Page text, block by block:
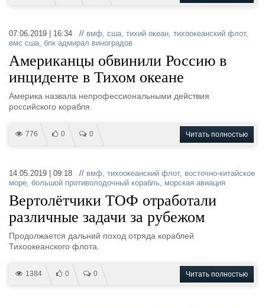
07.06.2019 | 16:34 // вмф, сша, тихий океан, тихоокеанский флот,
вмс сша, бпк адмирал виноградов
Американцы обвинили Россию в
инциденте в Тихом океане
Америка назвала непрофессиональными действия
российского корабля.
776 0 0 Читать полностью
14.05.2019 | 09:18 // вмф, тихоокеанский флот, восточно-китайское
море, большой противолодочный корабль, морская авиация
Вертолётчики ТОФ отработали
различные задачи за рубежом
Продолжается дальний поход отряда кораблей
Тихоокеанского флота.
1384 0 0 Читать полностью